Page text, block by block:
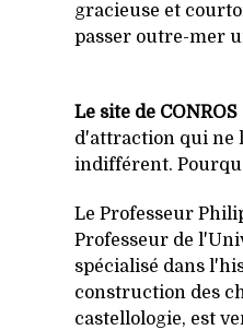
gracieuse et
passer outre-mer
Le site de CONROS
d'attraction qui ne
indifférent.
Le Professeur
Professeur de
spécialisé dans
construction des
castellologie, est